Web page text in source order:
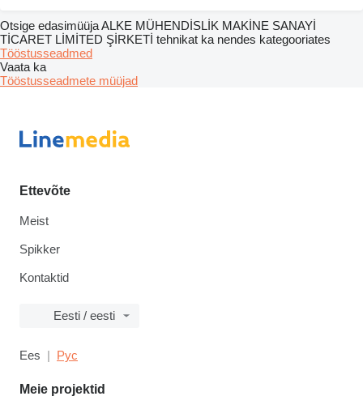
Otsige edasimüüja ALKE MÜHENDİSLİK MAKİNE SANAYİ
TİCARET LİMİTED ŞİRKETİ tehnikat ka nendes kategooriates
Tööstusseadmed
Vaata ka
Tööstusseadmete müüjad
Ettevõte
Meist
Spikker
Kontaktid
Eesti / eesti
Ees Рус
Meie projektid